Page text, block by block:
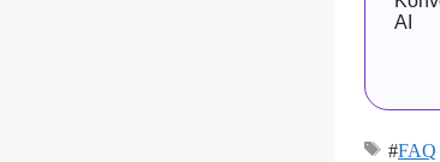
#FAQ